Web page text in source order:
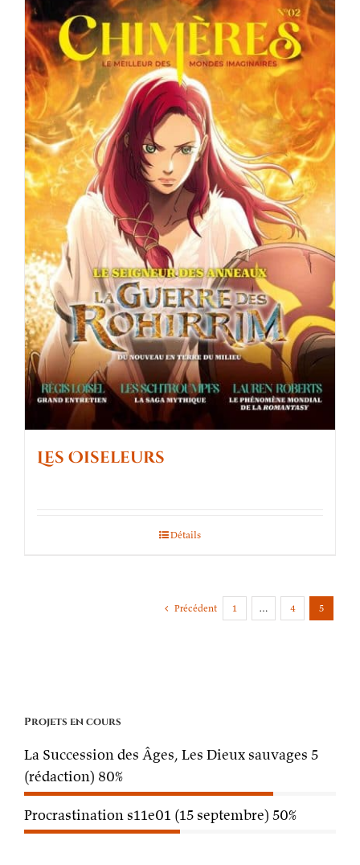
Les Oiseleurs
Détails
Précédent 1 … 4 5
Projets en cours
La Succession des Âges, Les Dieux sauvages 5
(rédaction) 80%
Procrastination s11e01 (15 septembre) 50%